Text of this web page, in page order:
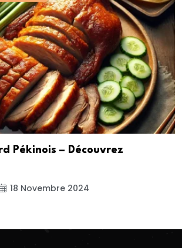
Pékinois – Découvrez
18 Novembre 2024